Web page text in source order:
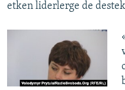
etken liderlerge de